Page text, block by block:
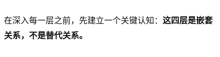
在深入每一层之前，先建立一个关键认知： 这四层是嵌套
关系，不是替代关系。